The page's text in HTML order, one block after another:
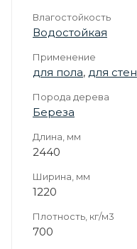
Влагостойкость
Водостойкая
Применение
для пола, для стен
Порода дерева
Береза
Длина, мм
2440
Ширина, мм
1220
Плотность, кг/м3
700